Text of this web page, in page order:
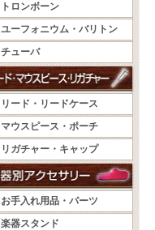
トロンボーン
ユーフォニウム・バリトン
チューバ
リード・リードケース
マウスピース・ポーチ
リガチャー・キャップ
お手入れ用品・パーツ
楽器スタンド